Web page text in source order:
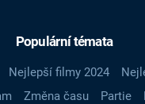
Populární témata
Nejlepší filmy 2024
Změna času Partie